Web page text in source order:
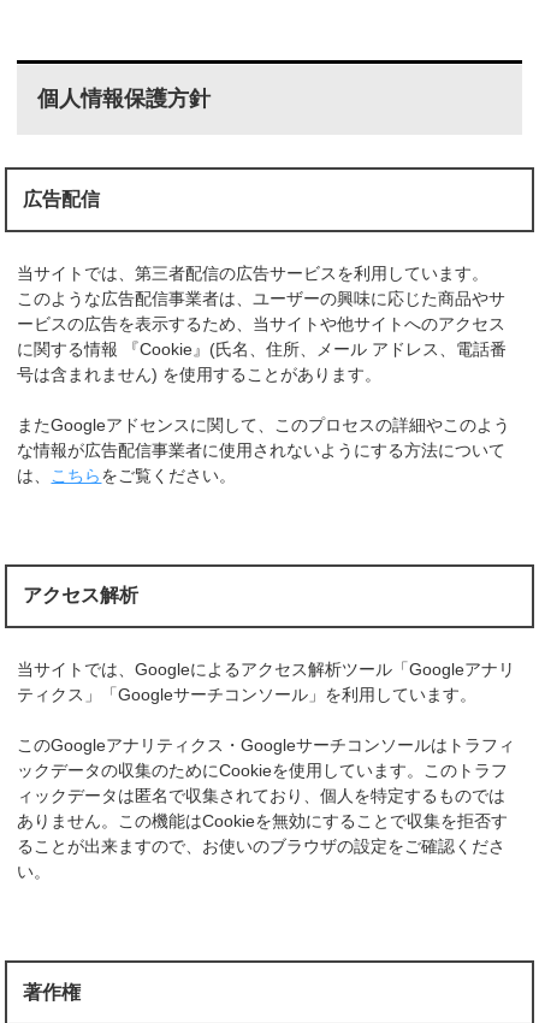
個人情報保護方針
広告配信
当サイトでは、第三者配信の広告サービスを利用しています。
このような広告配信事業者は、ユーザーの興味に応じた商品やサ
ービスの広告を表示するため、当サイトや他サイトへのアクセス
に関する情報 『Cookie』(氏名、住所、メール アドレス、電話番
号は含まれません) を使用することがあります。
またGoogleアドセンスに関して、このプロセスの詳細やこのよう
な情報が広告配信事業者に使用されないようにする方法について
は、 こちらをご覧ください。
アクセス解析
当サイトでは、Googleによるアクセス解析ツール「Googleアナリ
ティクス」「Googleサーチコンソール」を利用しています。
このGoogleアナリティクス・Googleサーチコンソールはトラフィ
ックデータの収集のためにCookieを使用しています。このトラフ
ィックデータは匿名で収集されており、個人を特定するものでは
ありません。この機能はCookieを無効にすることで収集を拒否す
ることが出来ますので、お使いのブラウザの設定をご確認くださ
い。
著作権